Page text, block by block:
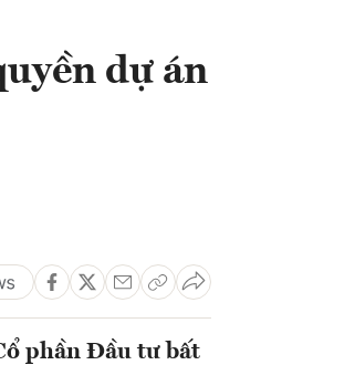
dự án
phần Đầu tư bất